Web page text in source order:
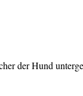
der Hund